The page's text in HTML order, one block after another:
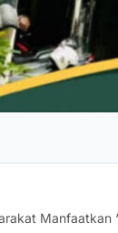
Manfaatkan